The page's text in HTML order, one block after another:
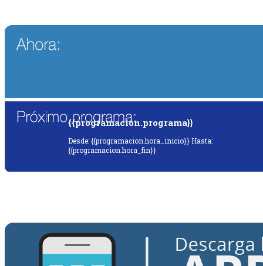
{{programacion.programa}}
Desde: {{programacion.hora_inicio}} Hasta:
{{programacion.hora_fin}}